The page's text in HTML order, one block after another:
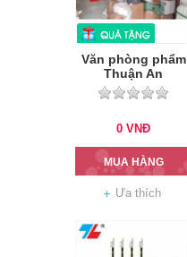
Văn phòng phẩm
Thuận An
0 VNĐ
MUA HÀNG
Ưa thích